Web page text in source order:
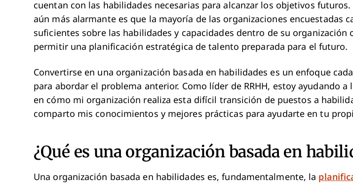
cuentan con las habilidades necesarias para alcanzar los objetivos
aún más alarmante es que la mayoría de las organizaciones encuestadas
suficientes sobre las habilidades y capacidades dentro de su organización
permitir una planificación estratégica de talento preparada para el futuro.
Convertirse en una organización basada en habilidades es un enfoque
para abordar el problema anterior. Como líder de RRHH, estoy ayudando a
en cómo mi organización realiza esta difícil transición de puestos a
comparto mis conocimientos y mejores prácticas para ayudarte en tu
¿Qué es una organización basada en
Una organización basada en habilidades es, fundamentalmente, la